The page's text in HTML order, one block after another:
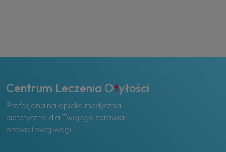
Centrum Leczenia Otyłości
Profesjonalna opieka medyczna i
dietetyczna dla Twojego zdrowia i
prawidłowej wagi.